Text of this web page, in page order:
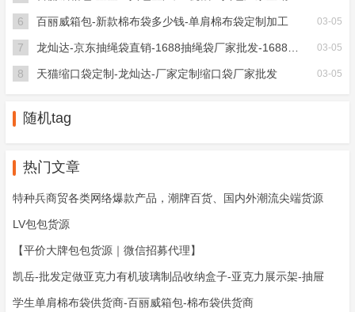
03-05
6 百丽威箱包-新款棉布袋多少钱-单肩棉布袋定制加工
03-05
7 龙灿达-京东抽绳袋直销-1688抽绳袋厂家批发-1688抽绳
03-05
8 天猫缩口袋定制-龙灿达-厂家定制缩口袋厂家批发
随机tag
热门文章
特种兵商贸各类网络爆款产品，潮牌百货、国内外潮流尖端货源
LV包包货源
【平价大牌包包货源｜微信招募代理】
凯岳-批发定做亚克力有机玻璃制品收纳盒子-亚克力展示架-抽屉
学生单肩棉布袋供货商-百丽威箱包-棉布袋供货商